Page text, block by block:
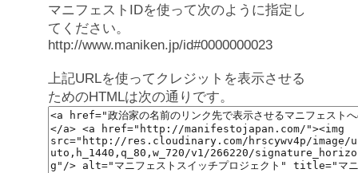
マニフェストIDを使って次のように指定し
てください。
http://www.maniken.jp/id#0000000023
上記URLを使ってクレジットを表示させる
ためのHTMLは次の通りです。